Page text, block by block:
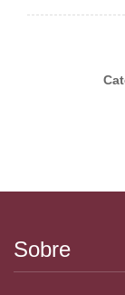
Sobre